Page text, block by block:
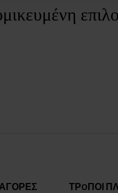
ΤΡOΠΟΙ